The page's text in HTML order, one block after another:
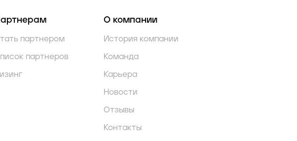
партнером
партнеров
О компании
История компании
Команда
Карьера
Новости
Отзывы
Контакты